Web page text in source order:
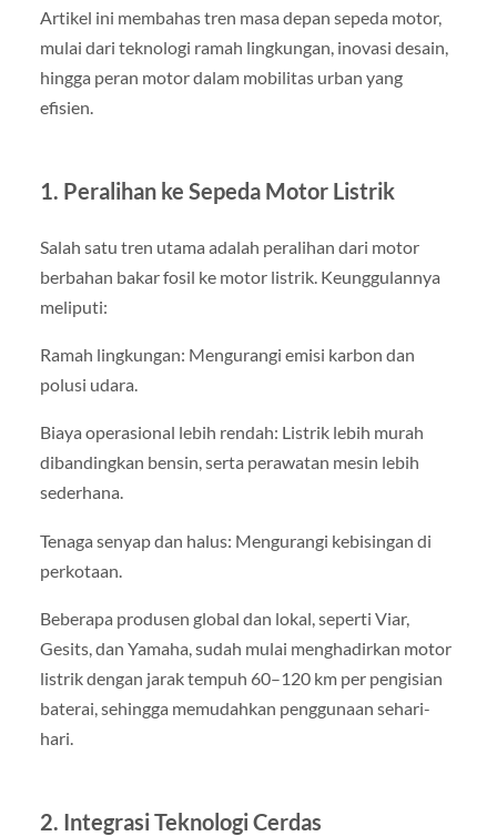
Artikel ini membahas tren masa depan sepeda motor,
mulai dari teknologi ramah lingkungan, inovasi desain,
hingga peran motor dalam mobilitas urban yang
efisien.
1. Peralihan ke Sepeda Motor Listrik
Salah satu tren utama adalah peralihan dari motor
berbahan bakar fosil ke motor listrik. Keunggulannya
meliputi:
Ramah lingkungan: Mengurangi emisi karbon dan
polusi udara.
Biaya operasional lebih rendah: Listrik lebih murah
dibandingkan bensin, serta perawatan mesin lebih
sederhana.
Tenaga senyap dan halus: Mengurangi kebisingan di
perkotaan.
Beberapa produsen global dan lokal, seperti Viar,
Gesits, dan Yamaha, sudah mulai menghadirkan motor
listrik dengan jarak tempuh 60–120 km per pengisian
baterai, sehingga memudahkan penggunaan sehari-
hari.
2. Integrasi Teknologi Cerdas